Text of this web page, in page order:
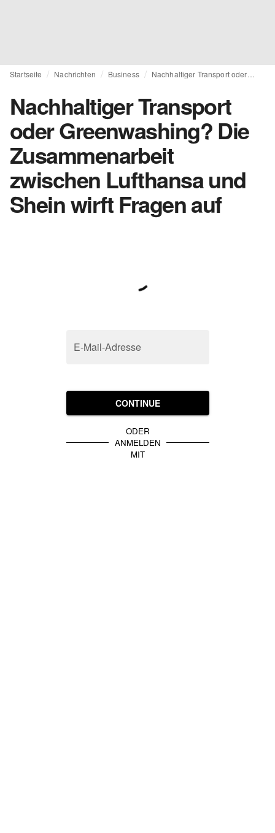
Startseite Nachrichten Business
Nachhaltiger Transport
oder Greenwashing? Die
Zusammenarbeit
zwischen Lufthansa und
Shein wirft Fragen auf
E-Mail-Adresse
CONTINUE
ODER
ANMELDEN
MIT